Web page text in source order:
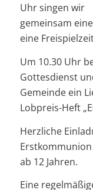
Uhr singen wir
gemeinsam
eine
Um 10.30 Uhr
Gottesdienst
Gemeinde ein
Lobpreis-Heft
Herzliche
Erstkommunion
ab 12 Jahren.
Eine